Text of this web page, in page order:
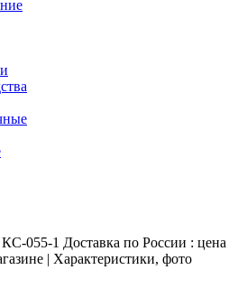
055-1 Доставка по России : цена
| Характеристики, фото